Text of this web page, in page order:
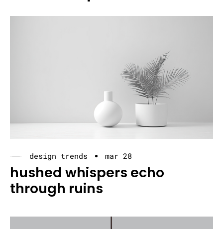
design trends mar 28
hushed whispers echo
through ruins